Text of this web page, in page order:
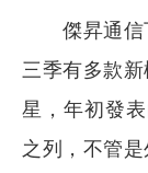
傑昇通信下
三季有多款
星，年初發
之列，不管